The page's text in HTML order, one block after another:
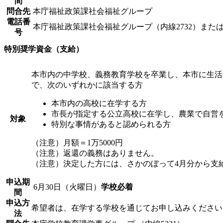
問合先 本庁福祉政策課社会福祉グループ
電話番
号
本庁福祉政策課社会福祉グループ（内線2732）また
特別奨学資金（支給）
対象
本市内の中学校、義務教育学校を卒業し、本市に生
で、次のいずれかに該当する方
本市内の高校に在学する方
市長が指定する公立高校に在学し、農業で自営
特別な事情があると認められる方
（注意）月額＝1万5000円
（注意）返還の義務はありません。
（注意）決定した方には、さかのぼって4月分から支
申込期
間
6月30日（火曜日） 学校必着
申込方
法
希望者は、在学する学校を通じてお申し込みくださ